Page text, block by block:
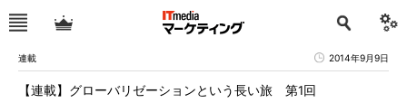
連載 2014年9月9日
【連載】グローバリゼーションという長い旅 第1回